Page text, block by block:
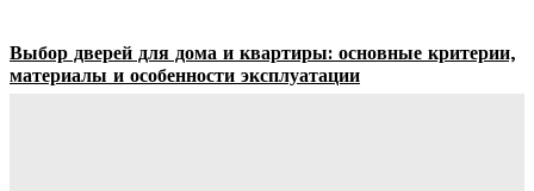
Выбор дверей для дома и квартиры: основные критерии,
материалы и особенности эксплуатации